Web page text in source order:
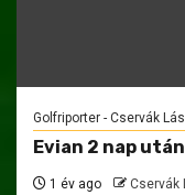
Golfriporter - Cservák
Evian 2 nap után
1 év ago Cservák